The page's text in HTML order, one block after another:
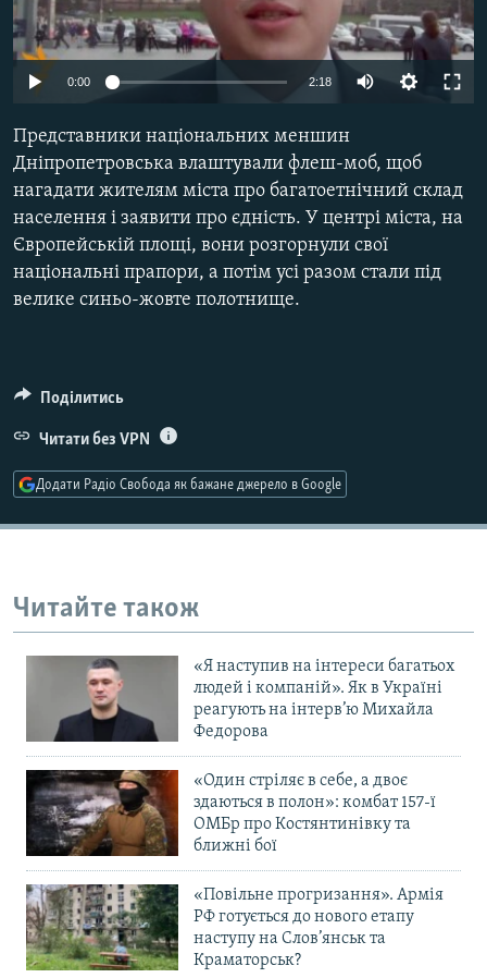
МУЛЬТИМЕДІА
ФОТО
СПЕЦПРОЄКТИ
ПОДКАСТИ
КРИМ РЕАЛІЇ
РУС
УКР
КТАТ
0:00 2:18
Представники національних меншин
Дніпропетровська влаштували флеш-моб, щоб
нагадати жителям міста про багатоетнічний склад
населення і заявити про єдність. У центрі міста, на
Європейській площі, вони розгорнули свої
національні прапори, а потім усі разом стали під
велике синьо-жовте полотнище.
Поділитись
Читати без VPN
Додати Радіо Свобода як бажане джерело в Google
Читайте також
«Я наступив на інтереси багатьох
людей і компаній». Як в Україні
реагують на інтерв’ю Михайла
Федорова
«Один стріляє в себе, а двоє
здаються в полон»: комбат 157-ї
ОМБр про Костянтинівку та
ближні бої
«Повільне прогризання». Армія
РФ готується до нового етапу
наступу на Слов’янськ та
Краматорськ?